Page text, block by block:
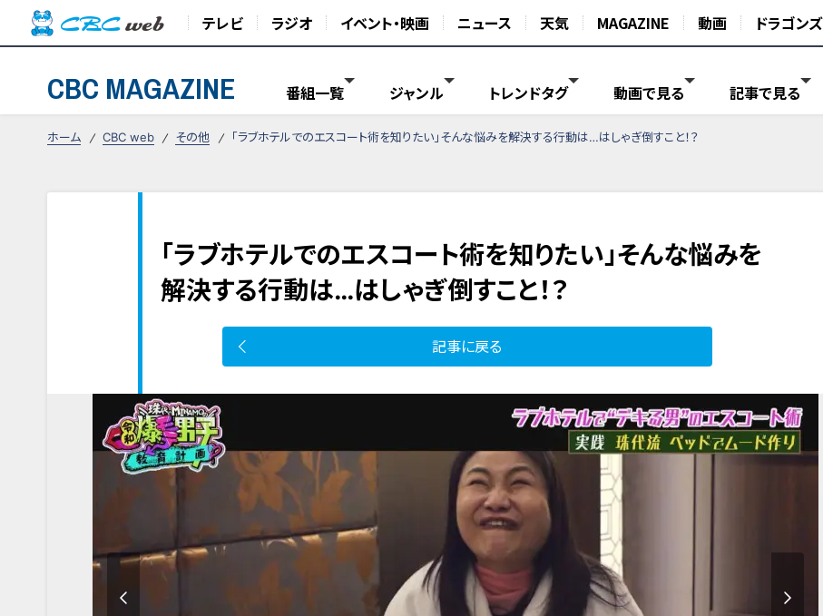
テレビ ラジオ イベント・映画 ニュース 天気 MAGAZINE 動画 ドラゴンズ
CBC MAGAZINE 番組一覧 ジャンル トレンドタグ 動画で見る 記事で見る
ホーム CBC web その他 「ラブホテルでのエスコート術を知りたい」そんな悩みを解決する行動は…はしゃぎ倒すこと！？
「ラブホテルでのエスコート術を知りたい」そんな悩みを
解決する行動は…はしゃぎ倒すこと！？
記事に戻る